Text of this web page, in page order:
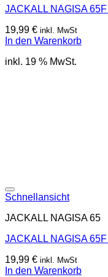
JACKALL NAGISA
19,99 € inkl. MwSt
In den Warenkorb
inkl. 19 % MwSt.
Schnellansicht
JACKALL NAGISA 65
JACKALL NAGISA
19,99 € inkl. MwSt
In den Warenkorb